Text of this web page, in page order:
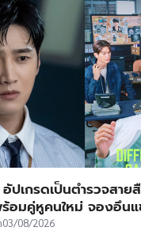
ปเกรดเป็นตำรวจสาย
อมคู่หูคนใหม่ จองอึน
03/08/2026